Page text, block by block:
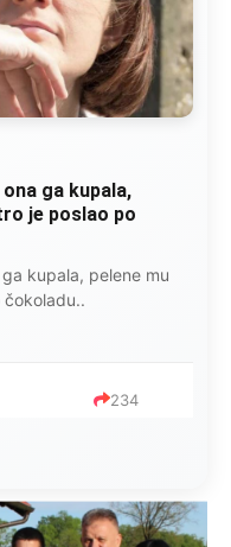
ga kupala,
je poslao po
kupala, pelene mu
čokoladu..
234